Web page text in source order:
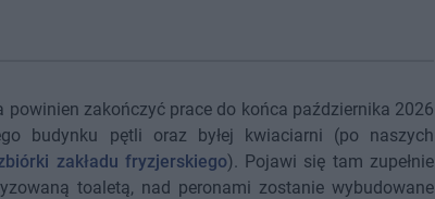
zakończyć prace do końca października 2026
budynku pętli oraz byłej kwiaciarni (po naszych
zakładu fryzjerskiego). Pojawi się tam zupełnie
toaletą, nad peronami zostanie wybudowane